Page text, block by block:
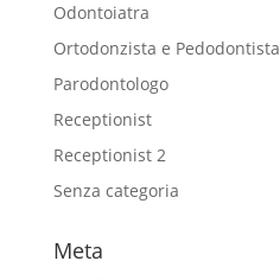
Odontoiatra
Ortodonzista e Pedodontista
Parodontologo
Receptionist
Receptionist 2
Senza categoria
Meta